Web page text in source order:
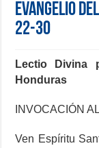
Evangelio
22-30
Lectio Divina
Honduras
INVOCACIÓN
Ven Espíritu